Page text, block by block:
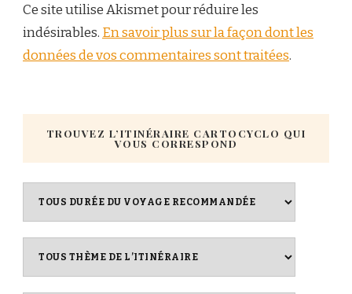
Ce site utilise Akismet pour réduire les
indésirables. En savoir plus sur la façon dont les
données de vos commentaires sont traitées.
TROUVEZ L’ITINÉRAIRE CARTOCYCLO QUI
VOUS CORRESPOND